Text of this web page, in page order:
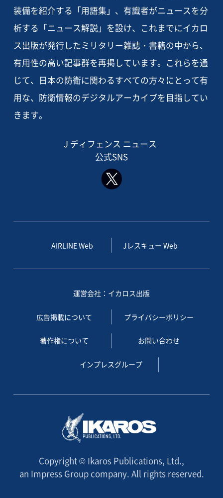
装備を紹介する「用語集」、有識者がニュースを分
析する「ニュース解説」を設け、これまでにイカロ
ス出版が発行したミリタリー雑誌・書籍の中から、
有用性の高い記事群を再掲しています。これらを通
じて、日本の防衛に関わるすべての方々にとって有
用な、防衛情報のデジタルアーカイブを目指してい
きます。
J ディフェンス ニュース
公式SNS
AIRLINE Web Jレスキュー Web
運営会社：イカロス出版
広告掲載について プライバシーポリシー
著作権について お問い合わせ
インプレスグループ
Copyright © Ikaros Publications, Ltd.,
an Impress Group company. All rights reserved.